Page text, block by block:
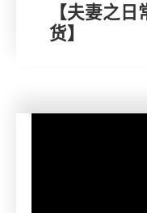
【夫妻之
货】